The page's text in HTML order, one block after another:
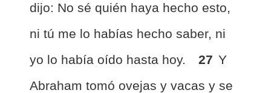
dijo: No sé quién haya hecho esto,
ni tú me lo habías hecho saber, ni
yo lo había oído hasta hoy.
27 Y
Abraham tomó ovejas y vacas y se